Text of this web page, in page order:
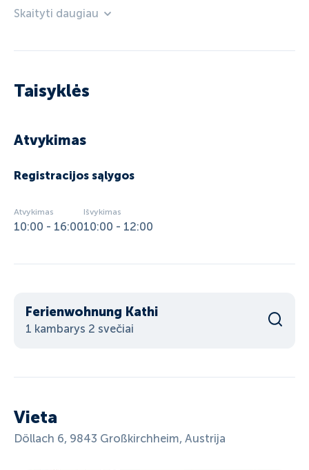
Skaityti daugiau
Taisyklės
Atvykimas
Registracijos sąlygos
Atvykimas
10:00 - 16:00
Išvykimas
10:00 - 12:00
Ferienwohnung Kathi
1 kambarys 2 svečiai
Vieta
Döllach 6, 9843 Großkirchheim, Austrija